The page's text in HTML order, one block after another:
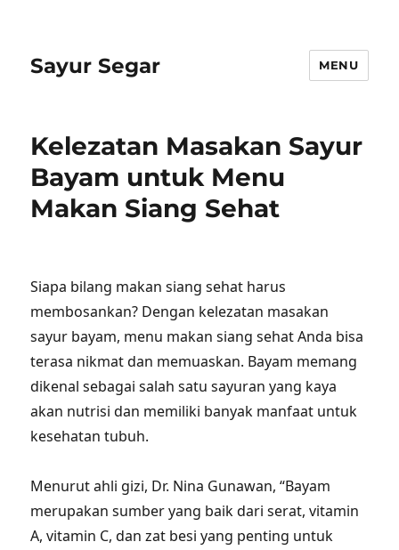
Sayur Segar MENU
Kelezatan Masakan Sayur
Bayam untuk Menu
Makan Siang Sehat
Siapa bilang makan siang sehat harus
membosankan? Dengan kelezatan masakan
sayur bayam, menu makan siang sehat Anda bisa
terasa nikmat dan memuaskan. Bayam memang
dikenal sebagai salah satu sayuran yang kaya
akan nutrisi dan memiliki banyak manfaat untuk
kesehatan tubuh.
Menurut ahli gizi, Dr. Nina Gunawan, “Bayam
merupakan sumber yang baik dari serat, vitamin
A, vitamin C, dan zat besi yang penting untuk